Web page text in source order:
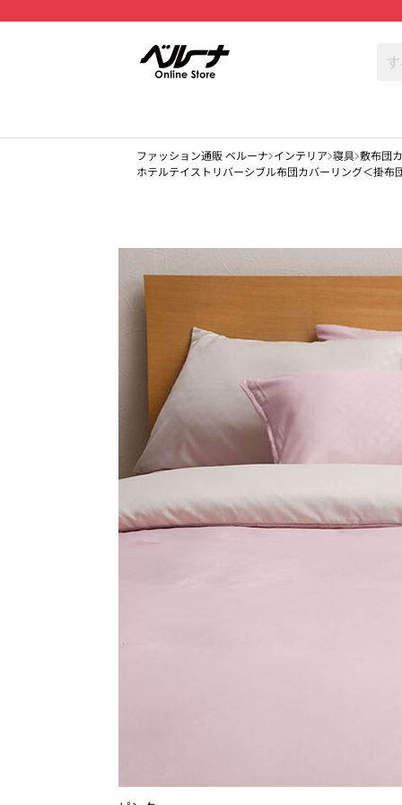
ファッション通販 ベルーナ インテリア 寝具 敷布団
ホテルテイストリバーシブル布団カバーリング＜掛